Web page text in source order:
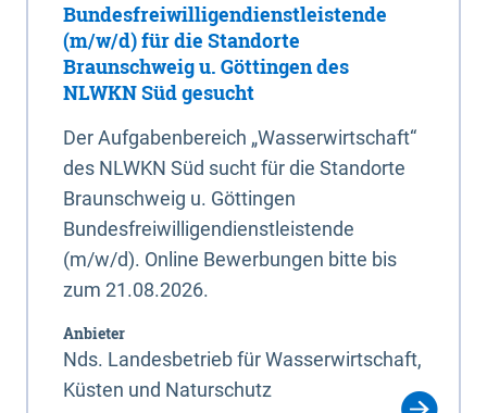
Bundesfreiwilligendienstleistende
(m/w/d) für die Standorte
Braunschweig u. Göttingen des
NLWKN Süd gesucht
Der Aufgabenbereich „Wasserwirtschaft“
des NLWKN Süd sucht für die Standorte
Braunschweig u. Göttingen
Bundesfreiwilligendienstleistende
(m/w/d). Online Bewerbungen bitte bis
zum 21.08.2026.
Anbieter
Nds. Landesbetrieb für Wasserwirtschaft,
Küsten und Naturschutz